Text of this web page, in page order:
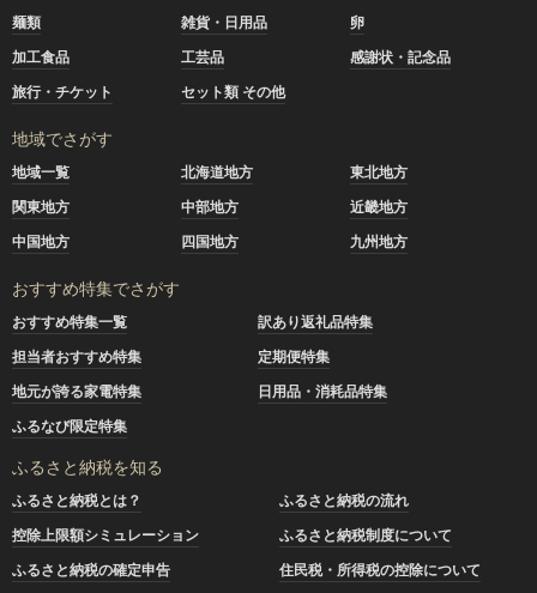
麺類
雑貨・日用品
卵
加工食品
工芸品
感謝状・記念品
旅行・チケット
セット類 その他
地域でさがす
地域一覧 北海道地方
東北地方
関東地方
中部地方
近畿地方
中国地方
四国地方 九州地方
おすすめ特集でさがす
おすすめ特集一覧
訳あり返礼品特集
担当者おすすめ特集
定期便特集
地元が誇る家電特集
日用品・消耗品特集
ふるなび限定特集
ふるさと納税を知る
ふるさと納税とは？
ふるさと納税の流れ
控除上限額シミュレーション
ふるさと納税制度について
ふるさと納税の確定申告
住民税・所得税の控除について